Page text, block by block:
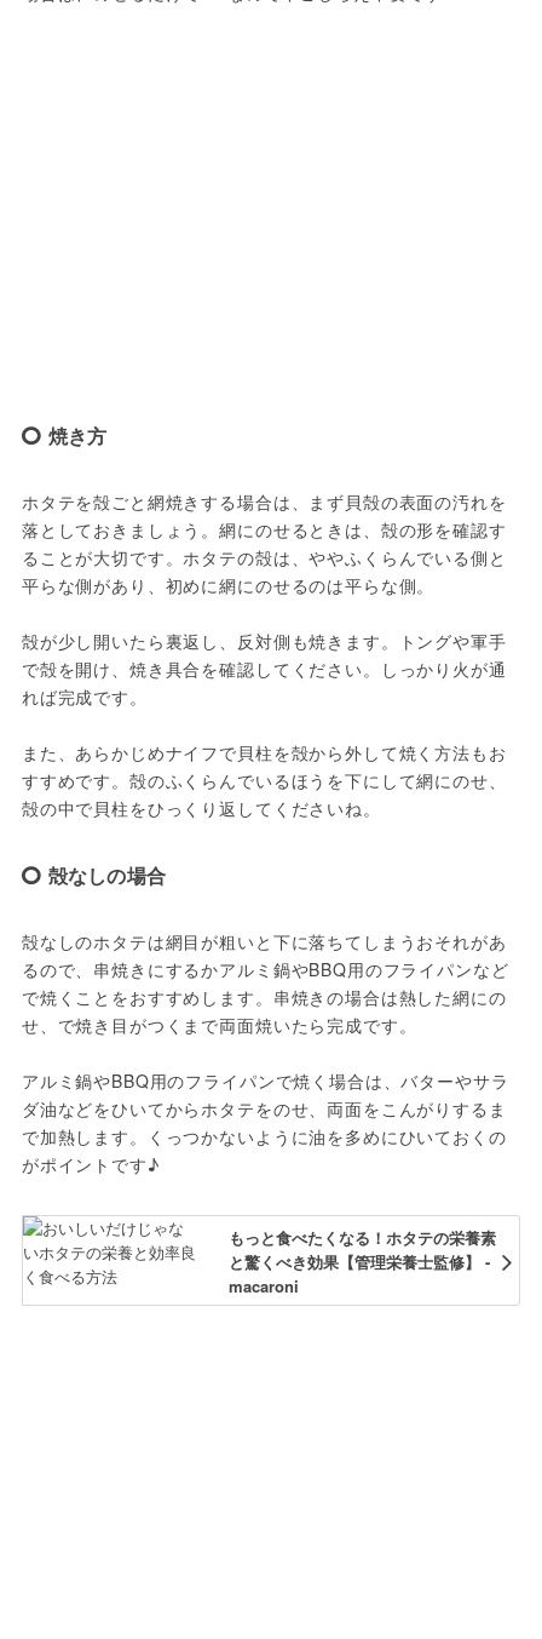
焼き方
ホタテを殻ごと網焼きする場合は、まず貝殻の表面の汚れを
落としておきましょう。網にのせるときは、殻の形を確認す
ることが大切です。ホタテの殻は、ややふくらんでいる側と
平らな側があり、初めに網にのせるのは平らな側。
殻が少し開いたら裏返し、反対側も焼きます。トングや軍手
で殻を開け、焼き具合を確認してください。しっかり火が通
れば完成です。
また、あらかじめナイフで貝柱を殻から外して焼く方法もお
すすめです。殻のふくらんでいるほうを下にして網にのせ、
殻の中で貝柱をひっくり返してくださいね。
殻なしの場合
殻なしのホタテは網目が粗いと下に落ちてしまうおそれがあ
るので、串焼きにするかアルミ鍋やBBQ用のフライパンなど
で焼くことをおすすめします。串焼きの場合は熱した網にの
せ、で焼き目がつくまで両面焼いたら完成です。
アルミ鍋やBBQ用のフライパンで焼く場合は、バターやサラ
ダ油などをひいてからホタテをのせ、両面をこんがりするま
で加熱します。くっつかないように油を多めにひいておくの
がポイントです♪
もっと食べたくなる！ホタテの栄養素
と驚くべき効果【管理栄養士監修】 -
macaroni